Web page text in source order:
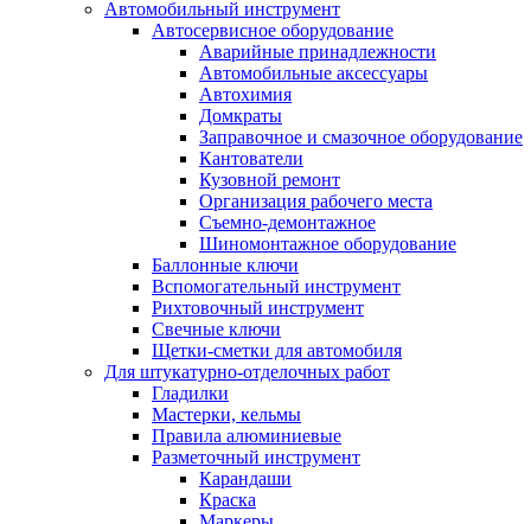
Автомобильный инструмент
Автосервисное оборудование
Аварийные принадлежности
Автомобильные аксессуары
Автохимия
Домкраты
Заправочное и смазочное оборудование
Кантователи
Кузовной ремонт
Организация рабочего места
Съемно-демонтажное
Шиномонтажное оборудование
Баллонные ключи
Вспомогательный инструмент
Рихтовочный инструмент
Свечные ключи
Щетки-сметки для автомобиля
Для штукатурно-отделочных работ
Гладилки
Мастерки, кельмы
Правила алюминиевые
Разметочный инструмент
Карандаши
Краска